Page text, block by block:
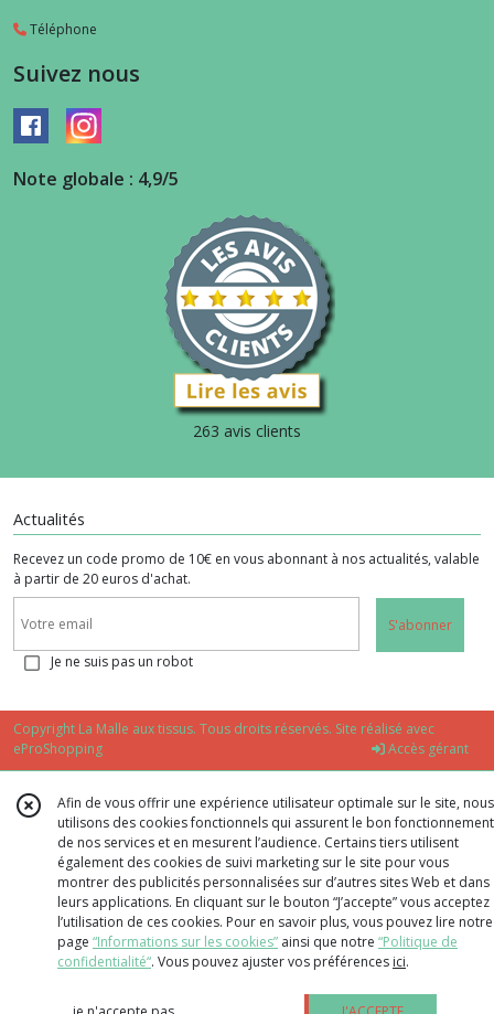
Téléphone
Suivez nous
Note globale : 4,9/5
263 avis clients
Actualités
Recevez un code promo de 10€ en vous abonnant à nos actualités, valable
à partir de 20 euros d'achat.
S'abonner
Je ne suis pas un robot
Copyright La Malle aux tissus. Tous droits réservés. Site réalisé avec
eProShopping
Accès gérant
Afin de vous offrir une expérience utilisateur optimale sur le site, nous
utilisons des cookies fonctionnels qui assurent le bon fonctionnement
de nos services et en mesurent l’audience. Certains tiers utilisent
également des cookies de suivi marketing sur le site pour vous
montrer des publicités personnalisées sur d’autres sites Web et dans
leurs applications. En cliquant sur le bouton “J’accepte” vous acceptez
l’utilisation de ces cookies. Pour en savoir plus, vous pouvez lire notre
page “Informations sur les cookies” ainsi que notre “Politique de
confidentialité“. Vous pouvez ajuster vos préférences ici.